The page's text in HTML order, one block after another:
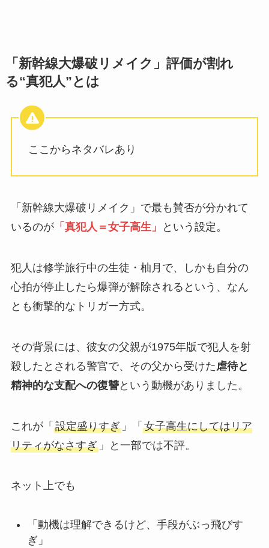
「新幹線大爆破リメイク」評価が割れ
る“真犯人”とは
ここからネタバレあり
「新幹線大爆破リメイク」で最も賛否が分かれて
いるのが「真犯人＝女子高生」 という設定。
犯人は修学旅行中の生徒・柚月で、しかも自分の
心拍が停止したら爆弾が解除されるという、なん
とも衝撃的なトリガー方式。
その背景には、彼女の父親が1975年版で犯人を射
殺したとされる警官で、その父から受けた 虐待と
精神的な支配への復讐という動機がありました。
これが「 設定盛りすぎ」「 女子高生にしてはリア
リティがなさすぎ」と一部では不評。
ネット上でも
「動機は理解できるけど、手段がぶっ飛びす
ぎ」